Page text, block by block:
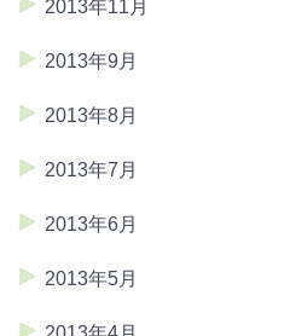
2013年11月
2013年9月
2013年8月
2013年7月
2013年6月
2013年5月